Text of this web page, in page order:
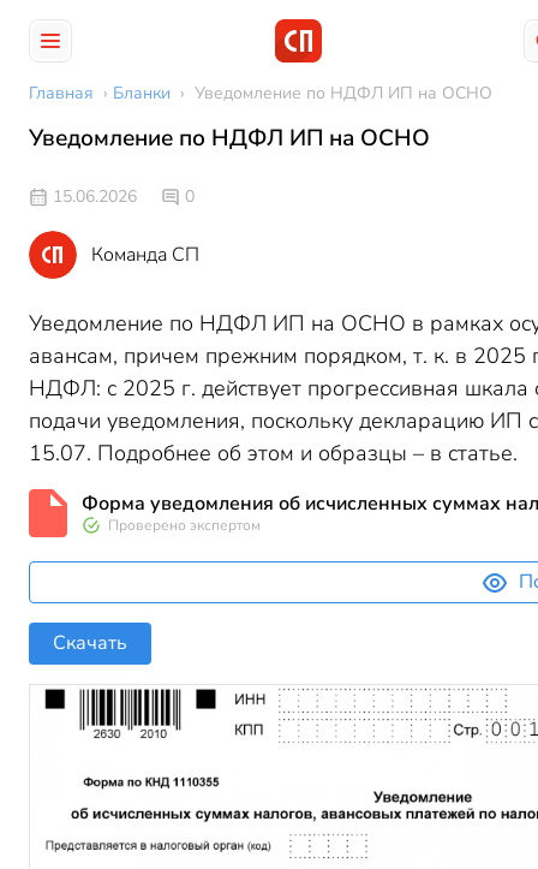
Главная › Бланки › Уведомление по НДФЛ ИП на ОСНО
Уведомление по НДФЛ ИП на ОСНО
15.06.2026 0
Команда СП
Уведомление по НДФЛ ИП на ОСНО в рамках
авансам, причем прежним порядком, т. к. в 2025
НДФЛ: с 2025 г. действует прогрессивная
подачи уведомления, поскольку декларацию ИП
15.07. Подробнее об этом и образцы – в статье.
Форма уведомления об исчисленных суммах
Проверено экспертом
Скачать